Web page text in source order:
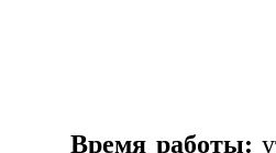
Время работы: